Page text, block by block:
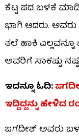
ಕೆಟ್ಟ ಪದ ಬಳಕೆ
ಭಾಗಿ ಆದರು.
ತಲೆ ಹಾಕಿ
ಅವರಿಗೆ ಸಾಕಷ್ಟು
ಇದನ್ನೂ ಓದಿ:
ಇದ್ದಿದ್ದನ್ನು ಹೇಳಿದ
ಜಗದೀಶ್ ಅವರು